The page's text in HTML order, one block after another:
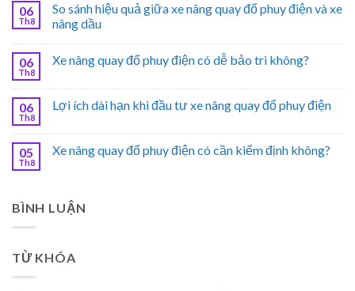
06
Th8
So sánh hiệu quả giữa xe nâng quay đổ phuy điện và xe
nâng dầu
06
Th8
Xe nâng quay đổ phuy điện có dễ bảo trì không?
06
Th8
Lợi ích dài hạn khi đầu tư xe nâng quay đổ phuy điện
05
Th8
Xe nâng quay đổ phuy điện có cần kiểm định không?
BÌNH LUẬN
TỪ KHÓA